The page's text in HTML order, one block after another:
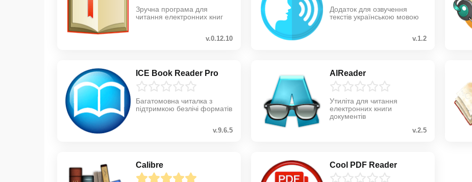
Зручна програма для
читання електронних книг
v.0.12.10
Додаток для озвучення
текстів українською мовою
v.1.2
ICE Book Reader Pro
Багатомовна читалка з
підтримкою безлічі форматів
v.9.6.5
AlReader
Утиліта для читання
електронних книги
документів
v.2.5
Calibre Cool PDF Reader